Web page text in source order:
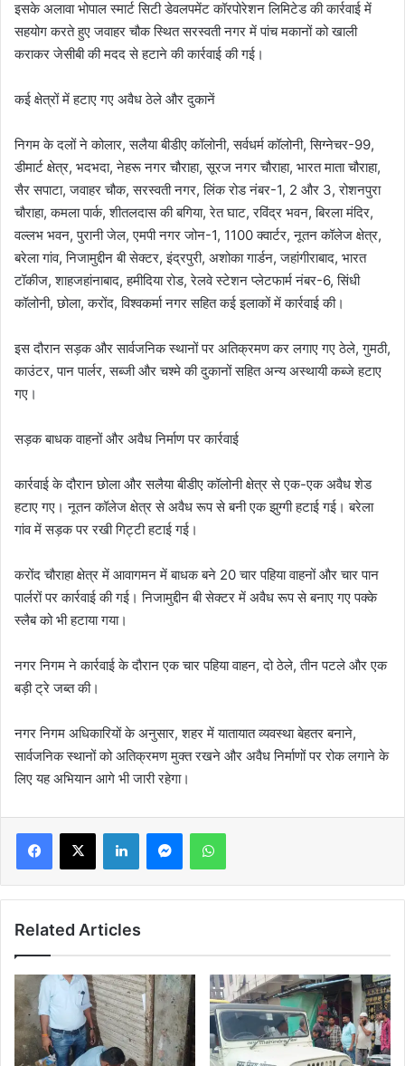
इसके अलावा भोपाल स्मार्ट सिटी डेवलपमेंट कॉरपोरेशन लिमिटेड की कार्रवाई में
सहयोग करते हुए जवाहर चौक स्थित सरस्वती नगर में पांच मकानों को खाली
कराकर जेसीबी की मदद से हटाने की कार्रवाई की गई।
कई क्षेत्रों में हटाए गए अवैध ठेले और दुकानें
निगम के दलों ने कोलार, सलैया बीडीए कॉलोनी, सर्वधर्म कॉलोनी, सिग्नेचर-99,
डीमार्ट क्षेत्र, भदभदा, नेहरू नगर चौराहा, सूरज नगर चौराहा, भारत माता चौराहा,
सैर सपाटा, जवाहर चौक, सरस्वती नगर, लिंक रोड नंबर-1, 2 और 3, रोशनपुरा
चौराहा, कमला पार्क, शीतलदास की बगिया, रेत घाट, रविंद्र भवन, बिरला मंदिर,
वल्लभ भवन, पुरानी जेल, एमपी नगर जोन-1, 1100 क्वार्टर, नूतन कॉलेज क्षेत्र,
बरेला गांव, निजामुद्दीन बी सेक्टर, इंद्रपुरी, अशोका गार्डन, जहांगीराबाद, भारत
टॉकीज, शाहजहांनाबाद, हमीदिया रोड, रेलवे स्टेशन प्लेटफार्म नंबर-6, सिंधी
कॉलोनी, छोला, करोंद, विश्वकर्मा नगर सहित कई इलाकों में कार्रवाई की।
इस दौरान सड़क और सार्वजनिक स्थानों पर अतिक्रमण कर लगाए गए ठेले, गुमठी,
काउंटर, पान पार्लर, सब्जी और चश्मे की दुकानों सहित अन्य अस्थायी कब्जे हटाए
गए।
सड़क बाधक वाहनों और अवैध निर्माण पर कार्रवाई
कार्रवाई के दौरान छोला और सलैया बीडीए कॉलोनी क्षेत्र से एक-एक अवैध शेड
हटाए गए। नूतन कॉलेज क्षेत्र से अवैध रूप से बनी एक झुग्गी हटाई गई। बरेला
गांव में सड़क पर रखी गिट्टी हटाई गई।
करोंद चौराहा क्षेत्र में आवागमन में बाधक बने 20 चार पहिया वाहनों और चार पान
पार्लरों पर कार्रवाई की गई। निजामुद्दीन बी सेक्टर में अवैध रूप से बनाए गए पक्के
स्लैब को भी हटाया गया।
नगर निगम ने कार्रवाई के दौरान एक चार पहिया वाहन, दो ठेले, तीन पटले और एक
बड़ी ट्रे जब्त की।
नगर निगम अधिकारियों के अनुसार, शहर में यातायात व्यवस्था बेहतर बनाने,
सार्वजनिक स्थानों को अतिक्रमण मुक्त रखने और अवैध निर्माणों पर रोक लगाने के
लिए यह अभियान आगे भी जारी रहेगा।
LinkedInMessengerWhatsApp
Related Articles